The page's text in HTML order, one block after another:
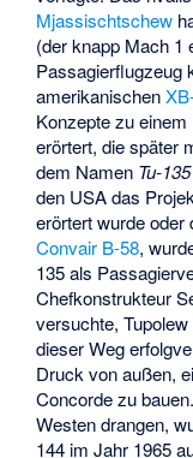
Mjassischtschew
(der knapp Mach 1
Passagierflugzeug
amerikanischen
Konzepte zu
erörtert, die später
dem Namen Tu-135
den USA das
erörtert wurde
Convair B-58,
135 als
Chefkonstrukteur
versuchte,
dieser Weg
Druck von außen,
Concorde zu
Westen drangen,
144 im Jahr 1965